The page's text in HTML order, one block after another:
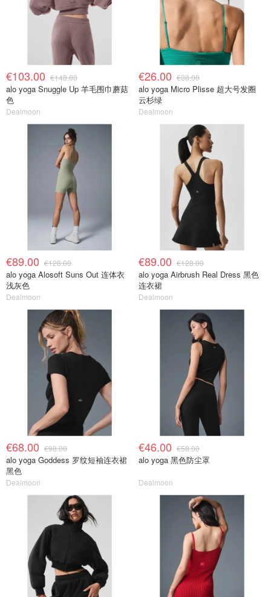
€103.00 €148.00
alo yoga Snuggle Up 羊毛围巾蘑菇
色
Dealmoon
€26.00 €38.00
alo yoga Micro Plisse 超大号发圈
云杉绿
Dealmoon
€89.00 €128.00
alo yoga Alosoft Suns Out 连体衣
浅灰色
Dealmoon
€89.00 €128.00
alo yoga Airbrush Real Dress 黑色
连衣裙
Dealmoon
€68.00 €98.00
alo yoga Goddess 罗纹短袖连衣裙
黑色
Dealmoon
€46.00 €58.00
alo yoga 黑色防尘罩
Dealmoon